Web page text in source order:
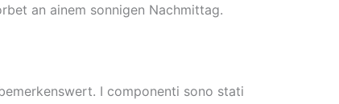
an ainem sonnigen Nachmittag.
I componenti sono stati